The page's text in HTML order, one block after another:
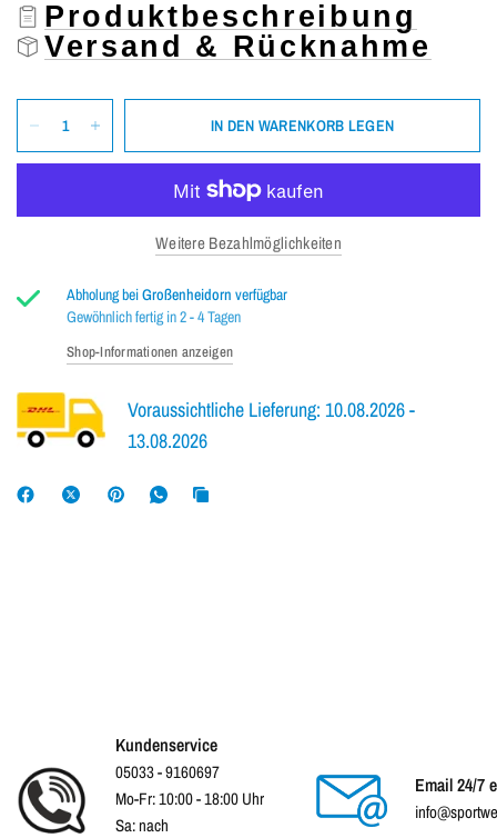
Produktbeschreibung
Versand & Rücknahme
IN DEN WARENKORB LEGEN
Weitere Bezahlmöglichkeiten
Abholung beiGroßenheidorn verfügbar
Gewöhnlich fertig in 2 - 4 Tagen
Shop-Informationen anzeigen
Voraussichtliche Lieferung: 10.08.2026 -
13.08.2026
Kundenservice
05033 - 9160697
Mo-Fr: 10:00 - 18:00 Uhr
Sa: nach
Email 24/7